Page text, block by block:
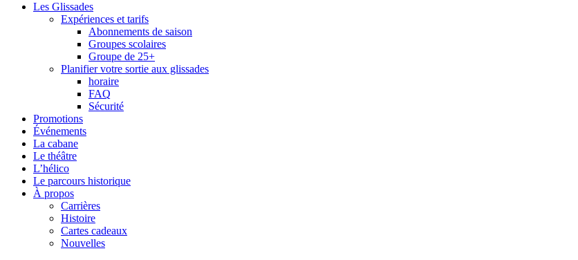
Les Glissades
Expériences et tarifs
Abonnements de saison
Groupes scolaires
Groupe de 25+
Planifier votre sortie aux glissades
horaire
FAQ
Sécurité
Promotions
Événements
La cabane
Le théâtre
L’hélico
Le parcours historique
À propos
Carrières
Histoire
Cartes cadeaux
Nouvelles